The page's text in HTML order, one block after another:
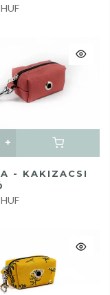
- KAKIZACSI